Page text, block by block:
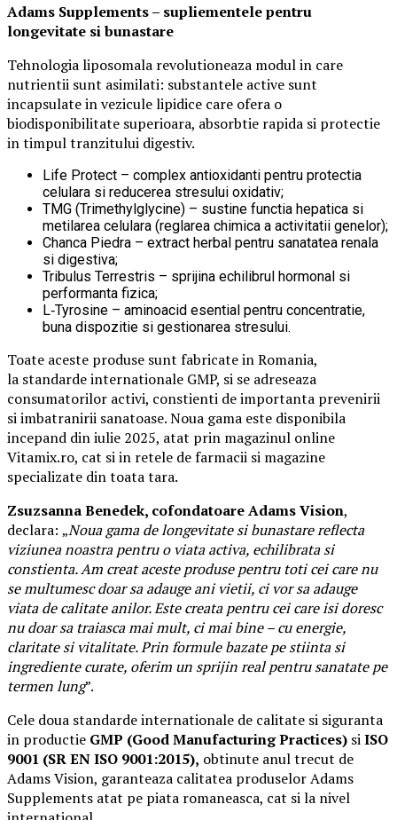
Adams Supplements – supliementelepentru
longevitate si bunastare
Tehnologia liposomala revolutioneaza modul in care
nutrientii sunt asimilati: substantele active sunt
incapsulate in vezicule lipidice care ofera o
biodisponibilitate superioara, absorbtie rapida si protectie
in timpul tranzitului digestiv.
Life Protect – complex antioxidanti pentru protectia
celulara si reducerea stresului oxidativ;
TMG (Trimethylglycine) – sustine functia hepatica si
metilarea celulara (reglarea chimica a activitatii genelor);
Chanca Piedra – extract herbal pentru sanatatea renala
si digestiva;
Tribulus Terrestris – sprijina echilibrul hormonal si
performanta fizica;
L‑Tyrosine – aminoacid esential pentru concentratie,
buna dispozitie si gestionarea stresului.
Toate aceste produse sunt fabricate in Romania,
la standarde internationale GMP, si se adreseaza
consumatorilor activi, constienti de importanta prevenirii
si imbatranirii sanatoase. Noua gama este disponibila
incepand din iulie 2025, atat prin magazinul online
Vitamix.ro, cat si in retele de farmacii si magazine
specializate din toata tara.
Zsuzsanna Benedek, cofondatoare Adams Vision,
declara: „Noua gama de longevitate si bunastare reflecta
viziunea noastra pentru o viata activa, echilibrata si
constienta. Am creat aceste produse pentru toti cei care nu
se multumesc doar sa adauge ani vietii, ci vor sa adauge
viata de calitate anilor. Este creata pentru cei care isi doresc
nu doar sa traiasca mai mult, ci mai bine – cu energie,
claritate si vitalitate. Prin formule bazate pe stiinta si
ingrediente curate, oferim un sprijin real pentru sanatate pe
termen lung”.
Cele doua standarde internationale de calitate si siguranta
in productie GMP (Good Manufacturing Practices) siISO
9001 (SR EN ISO 9001:2015), obtinute anul trecut de
Adams Vision, garanteaza calitatea produselor Adams
Supplements atat pe piata romaneasca, cat si la nivel